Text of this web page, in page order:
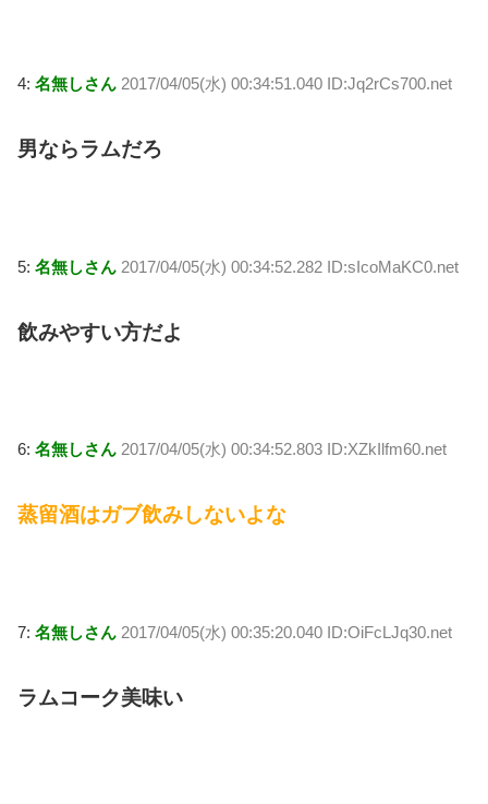
4: 名無しさん 2017/04/05(水) 00:34:51.040 ID:Jq2rCs700.net
男ならラムだろ
5: 名無しさん 2017/04/05(水) 00:34:52.282 ID:sIcoMaKC0.net
飲みやすい方だよ
6: 名無しさん 2017/04/05(水) 00:34:52.803 ID:XZkIlfm60.net
蒸留酒はガブ飲みしないよな
7: 名無しさん 2017/04/05(水) 00:35:20.040 ID:OiFcLJq30.net
ラムコーク美味い